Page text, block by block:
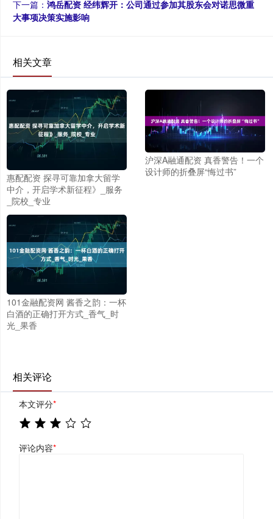
下一篇： 鸿岳配资 经纬辉开：公司通过参加其股东会对诺思微重
大事项决策实施影响
相关文章
惠配配资 探寻可靠加拿大留学
中介，开启学术新征程》_服务
_院校_专业
沪深A融通配资 真香警告！一个
设计师的折叠屏“悔过书”
101金融配资网 酱香之韵：一杯
白酒的正确打开方式_香气_时
光_果香
相关评论
本文评分*
评论内容*